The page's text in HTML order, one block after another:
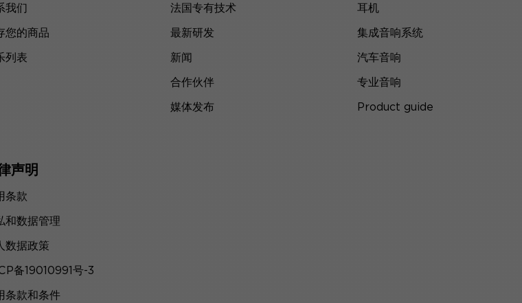
我们
您的商品
列表
法国专有技术
最新研发
新闻
合作伙伴
媒体发布
耳机
集成音响系统
汽车音响
专业音响
Product guide
声明
条款
和数据管理
数据政策
备19010991号-3
条款和条件